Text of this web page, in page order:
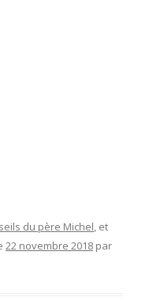
du père Michel, et
22 novembre 2018 par